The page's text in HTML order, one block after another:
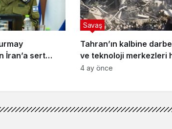
İran’a sert
Tahran’ın kalbine
ve teknoloji merkezleri
alındı
Savaş
4 ay önce